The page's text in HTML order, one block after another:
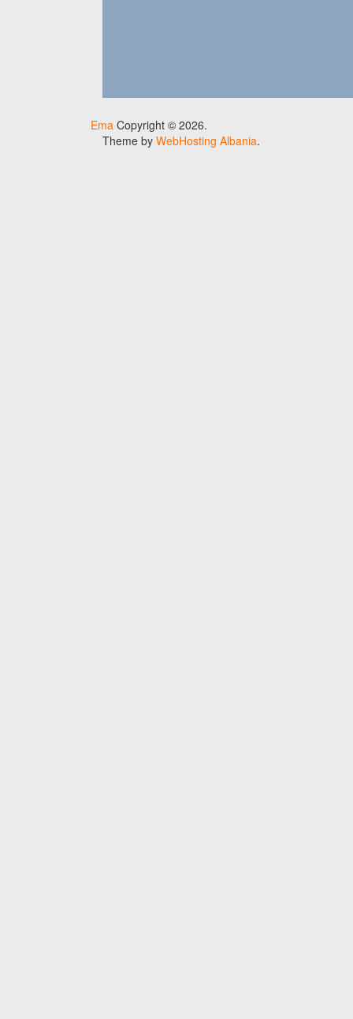
Ema Copyright © 2026.
Theme by WebHosting Albania.